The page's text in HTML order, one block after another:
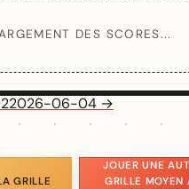
DES SCORES...
2026-06-04 →
GRILLE
JOUER UNE
GRILLE MOYEN